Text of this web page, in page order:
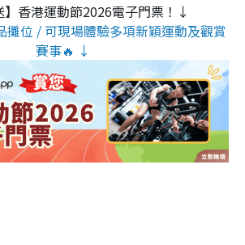
香港運動節2026電子門票！↓
攤位 / 可現場體驗多項新穎運動及觀賞
賽事🔥 ↓